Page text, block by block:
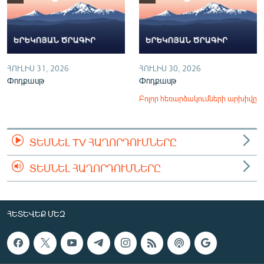
ՀՈՒԼԻՍ 31, 2026
Փոդքասթ
ՀՈՒԼԻՍ 30, 2026
Փոդքասթ
Բոլոր հեռարձակումների արխիվը
ՏԵՍՆԵԼ TV ՀԱՂՈՐԴՈՒՄՆԵՐԸ
ՏԵՍՆԵԼ ՀԱՂՈՐԴՈՒՄՆԵՐԸ
ՀԵՏԵՎԵՔ ՄԵԶ